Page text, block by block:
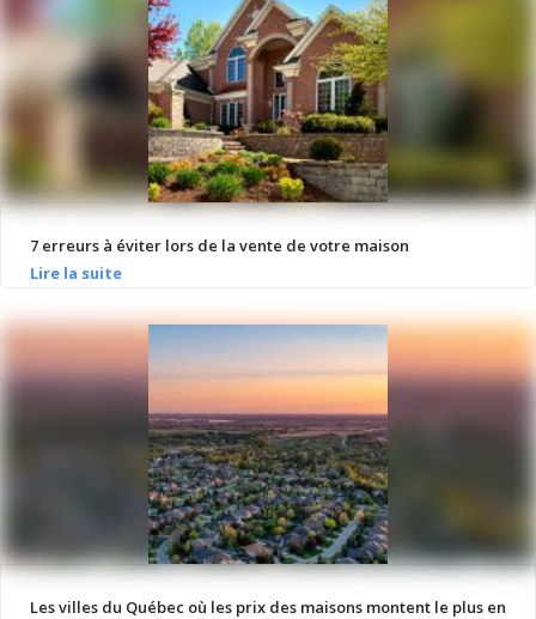
7 erreurs à éviter lors de la vente de votre maison
Les villes du Québec où les prix des maisons montent le plus en